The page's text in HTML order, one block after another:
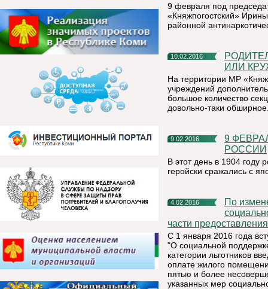
9 февраля под
«Княжпогостский»
районной
10.02.2016
РОДИТЕЛЯМ И ДЕТЯМ НА ЗАМЕТКУ: ВЫБЕРИ СЕКЦИЮ
ИЛИ
На территории МР
учреждений
большое количество
довольно-таки
9.02.2016
9 ФЕВРАЛЯ – ПАМЯТНАЯ ДАТА ВОЕННОЙ ИСТОРИИ
РОССИИ
В этот день в 1904 году
геройски сражались с
4.02.2016
По изменениям в Закон Республики Коми №55-РЗ «О
части
С 1 января 2016 года
"О социальной
категории льготников
оплате жилого
пятью и более
указанных мер